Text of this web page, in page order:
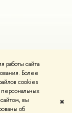
работы сайта
Более
cookies
вы
об
✖